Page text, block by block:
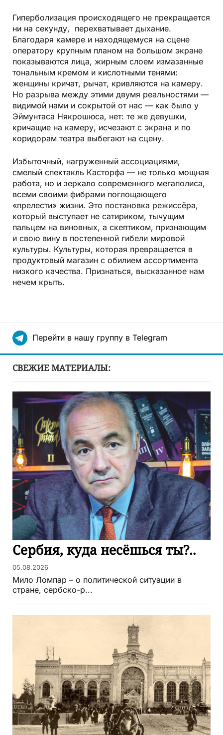
Гиперболизация происходящего не прекращается
ни на секунду, перехватывает дыхание.
Благодаря камере и находящемуся на сцене
оператору крупным планом на большом экране
показываются лица, жирным слоем измазанные
тональным кремом и кислотными тенями:
женщины кричат, рычат, кривляются на камеру.
Но разрыва между этими двумя реальностями —
видимой нами и сокрытой от нас — как было у
Эймунтаса Някрошюса, нет: те же девушки,
кричащие на камеру, исчезают с экрана и по
коридорам театра выбегают на сцену.
Избыточный, нагруженный ассоциациями,
смелый спектакль Касторфа — не только мощная
работа, но и зеркало современного мегаполиса,
всеми своими фибрами поглощающего
«прелести» жизни. Это постановка режиссёра,
который выступает не сатириком, тычущим
пальцем на виновных, а скептиком, признающим
и свою вину в постепенной гибели мировой
культуры. Культуры, которая превращается в
продуктовый магазин с обилием ассортимента
низкого качества. Признаться, высказанное нам
нечем крыть.
Перейти в нашу группу в Telegram
СВЕЖИЕ МАТЕРИАЛЫ:
Сербия, куда несёшься ты?..
05.08.2026
Мило Ломпар – о политической ситуации в
стране, сербско-р...